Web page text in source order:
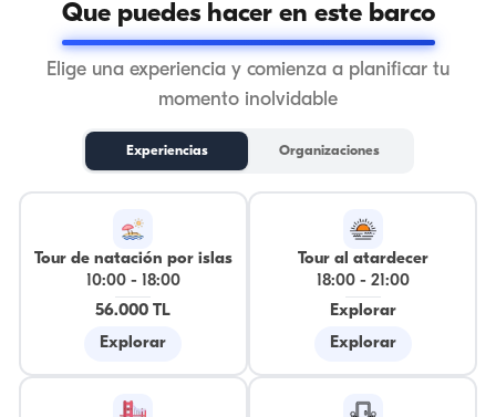
Que puedes hacer en este barco
Elige una experiencia y comienza a planificar tu
momento inolvidable
Experiencias Organizaciones
Tour de natación por islas
10:00-
18:00
56.000 TL
Explorar
Tour al atardecer
18:00- 21:00
Explorar
Explorar